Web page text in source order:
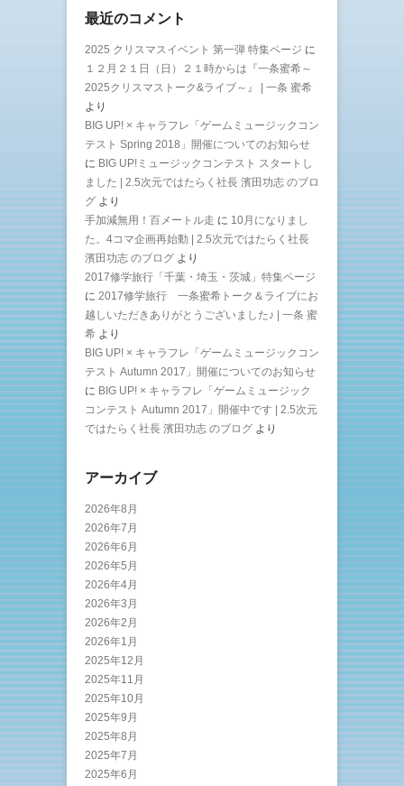
最近のコメント
2025 クリスマスイベント 第一弾 特集ページ に
１２月２１日（日）２１時からは『一条蜜希～
2025クリスマストーク&ライブ～』 | 一条 蜜希
より
BIG UP! × キャラフレ「ゲームミュージックコン
テスト Spring 2018」開催についてのお知らせ
に BIG UP!ミュージックコンテスト スタートし
ました | 2.5次元ではたらく社長 濱田功志 のブロ
グ より
手加減無用！百メートル走 に 10月になりまし
た。4コマ企画再始動 | 2.5次元ではたらく社長
濱田功志 のブログ より
2017修学旅行「千葉・埼玉・茨城」特集ページ
に 2017修学旅行 一条蜜希トーク＆ライブにお
越しいただきありがとうございました♪ | 一条 蜜
希 より
BIG UP! × キャラフレ「ゲームミュージックコン
テスト Autumn 2017」開催についてのお知らせ
に BIG UP! × キャラフレ「ゲームミュージック
コンテスト Autumn 2017」開催中です | 2.5次元
ではたらく社長 濱田功志 のブログ より
アーカイブ
2026年8月
2026年7月
2026年6月
2026年5月
2026年4月
2026年3月
2026年2月
2026年1月
2025年12月
2025年11月
2025年10月
2025年9月
2025年8月
2025年7月
2025年6月